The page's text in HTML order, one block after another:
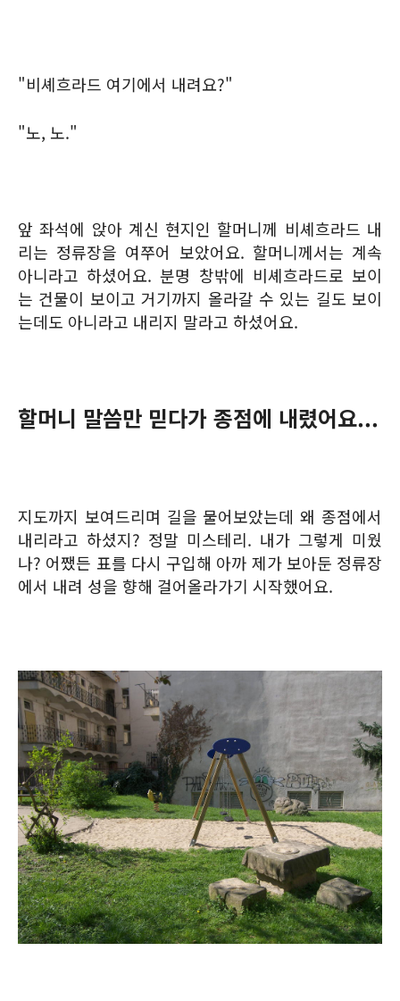
"비셰흐라드 여기에서 내려요?"
"노, 노."
앞 좌석에 앉아 계신 현지인 할머니께 비셰흐라드 내
리는 정류장을 여쭈어 보았어요. 할머니께서는 계속
아니라고 하셨어요. 분명 창밖에 비셰흐라드로 보이
는 건물이 보이고 거기까지 올라갈 수 있는 길도 보이
는데도 아니라고 내리지 말라고 하셨어요.
할머니 말씀만 믿다가 종점에 내렸어요...
지도까지 보여드리며 길을 물어보았는데 왜 종점에서
내리라고 하셨지? 정말 미스테리. 내가 그렇게 미웠
나? 어쨌든 표를 다시 구입해 아까 제가 보아둔 정류장
에서 내려 성을 향해 걸어올라가기 시작했어요.